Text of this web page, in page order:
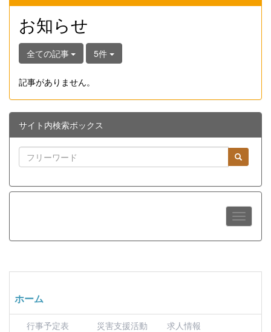
お知らせ
全ての記事 5件
記事がありません。
サイト内検索ボックス
ホーム
行事予定表 災害支援活動 求人情報